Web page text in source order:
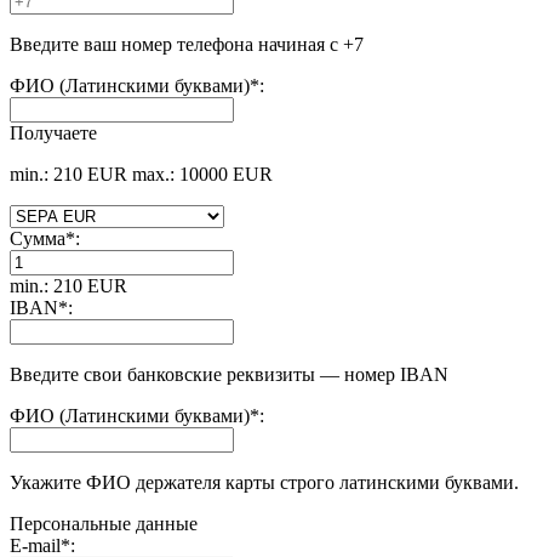
Введите ваш номер телефона начиная с +7
ФИО (Латинскими буквами)*:
Получаете
min.: 210 EUR max.: 10000 EUR
Сумма*:
min.: 210 EUR
IBAN*:
Введите свои банковские реквизиты — номер IBAN
ФИО (Латинскими буквами)*:
Укажите ФИО держателя карты строго латинскими буквами.
Персональные данные
E-mail*: